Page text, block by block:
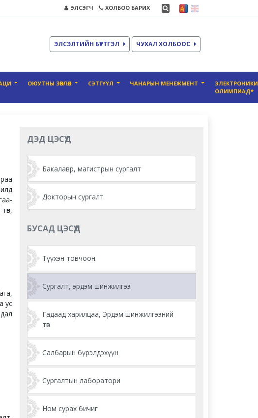
ЭЛСЭГЧ ХОЛБОО БАРИХ
ЭЛСЭЛТИЙН БҮРТГЭЛ ЧУХАЛ ХОЛБООС
ОЮУТНЫ ЗӨВЛӨЛ СЭТГҮҮЛ ЧАНАРЫН МЕНЕЖМЕНТ
ОЛИМПИАД*
ус
ДЭД ЦЭСҮҮД
Бакалавр, магистрын сургалт
Докторын сургалт
БУСАД ЦЭСҮҮД
Түүхэн товчоон
Сургалт, эрдэм шинжилгээ
Гадаад харилцаа, Эрдэм шинжилгээний
төв
Салбарын бүрэлдэхүүн
Сургалтын лаборатори
Ном сурах бичиг